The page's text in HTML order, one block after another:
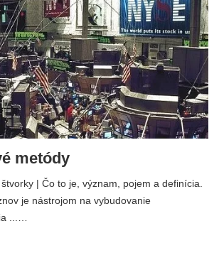
metódy
| Čo to je, význam, pojem a definícia.
je nástrojom na vybudovanie
...…